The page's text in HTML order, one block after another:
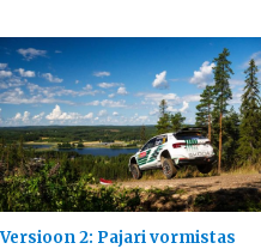
Versioon 2: Pajari vormistas